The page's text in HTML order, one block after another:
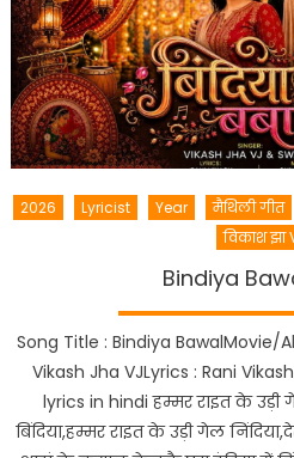
2026 Lyricist Year मैथिली गीत
विकाश झा
Bindiya
Song Title : Bindiya BawalMovie/
Vikash Jha VJLyrics : Rani
lyrics in hindi हम्मर राइत के
बिंदिया,हम्मर राइत के उड़ी गेल